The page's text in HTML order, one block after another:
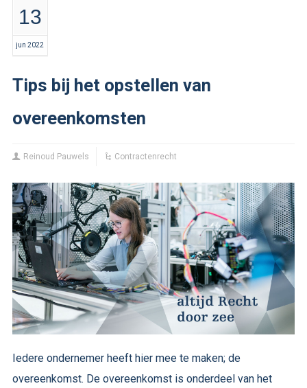
13
jun 2022
Tips bij het opstellen van
overeenkomsten
Reinoud Pauwels Contractenrecht
Iedere ondernemer heeft hier mee te maken; de
overeenkomst. De overeenkomst is onderdeel van het